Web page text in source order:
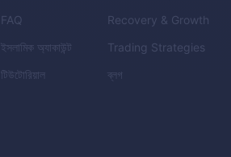
FAQ
ইসলামিক অ্যাকাউন্ট
টিউটোরিয়াল
Recovery & Growth
Trading Strategies
ব্লগ